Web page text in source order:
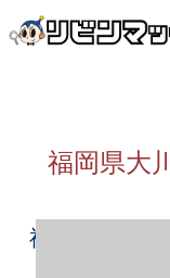
福岡県大
福岡県大川市